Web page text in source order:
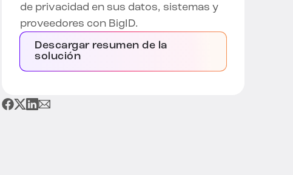
de privacidad en sus datos, sistemas y
proveedores con BigID.
Descargar resumen de la
solución